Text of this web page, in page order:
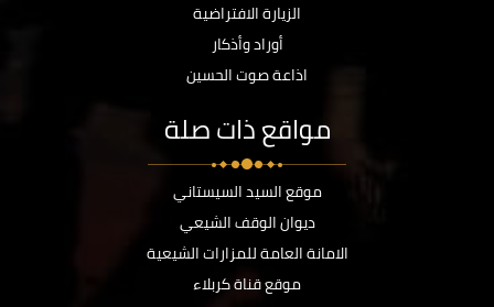
الزيارة الافتراضية
أوراد وأذكار
اذاعة صوت الحسين
مواقع ذات صلة
موقع السيد السيستاني
ديوان الوقف الشيعي
الامانة العامة للمزارات الشيعية
موقع قناة كربلاء